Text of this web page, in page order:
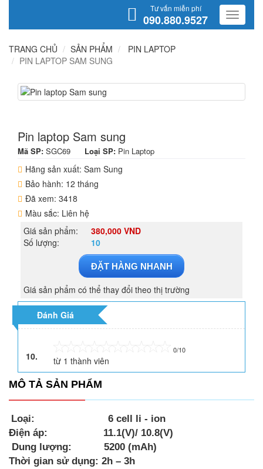
Tư vấn miễn phí
090.880.9527
TRANG CHỦ SẢN PHẨM
PIN LAPTOP
PIN LAPTOP SAM SUNG
Pin laptop Sam sung
Mã SP: SGC69 Loại SP: Pin Laptop
Hãng sản xuất: Sam Sung
Bảo hành: 12 tháng
Đã xem: 3418
Màu sắc: Liên hệ
Giá sản phẩm:
380,000 VND
Số lượng:
10
ĐẶT HÀNG NHANH
Giá sản phẩm có thể thay đổi theo thị trường
Đánh Giá
10.
0/10
từ 1 thành viên
MÔ TẢ SẢN PHẨM
Loại: 6 cell li - ion
Điện áp: 11.1(V)/ 10.8(V)
Dung lượng: 5200 (mAh)
Thời gian sử dụng: 2h – 3h